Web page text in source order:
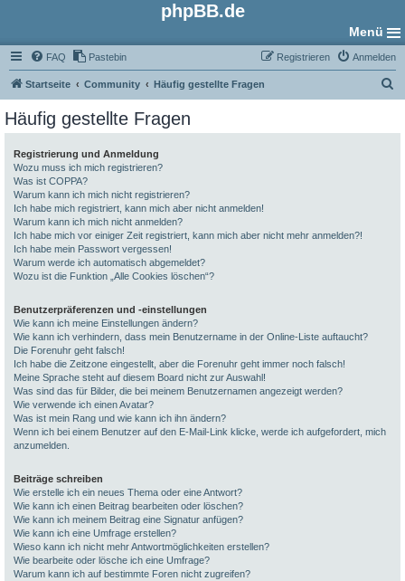
phpBB.de
Menü
FAQ Pastebin Anmelden
Registrieren
Startseite Community Häufig gestellte Fragen
Häufig gestellte Fragen
Registrierung und Anmeldung
Wozu muss ich mich registrieren?
Was ist COPPA?
Warum kann ich mich nicht registrieren?
Ich habe mich registriert, kann mich aber nicht anmelden!
Warum kann ich mich nicht anmelden?
Ich habe mich vor einiger Zeit registriert, kann mich aber nicht mehr anmelden?!
Ich habe mein Passwort vergessen!
Warum werde ich automatisch abgemeldet?
Wozu ist die Funktion „Alle Cookies löschen“?
Benutzerpräferenzen und -einstellungen
Wie kann ich meine Einstellungen ändern?
Wie kann ich verhindern, dass mein Benutzername in der Online-Liste auftaucht?
Die Forenuhr geht falsch!
Ich habe die Zeitzone eingestellt, aber die Forenuhr geht immer noch falsch!
Meine Sprache steht auf diesem Board nicht zur Auswahl!
Was sind das für Bilder, die bei meinem Benutzernamen angezeigt werden?
Wie verwende ich einen Avatar?
Was ist mein Rang und wie kann ich ihn ändern?
Wenn ich bei einem Benutzer auf den E-Mail-Link klicke, werde ich aufgefordert, mich
anzumelden.
Beiträge schreiben
Wie erstelle ich ein neues Thema oder eine Antwort?
Wie kann ich einen Beitrag bearbeiten oder löschen?
Wie kann ich meinem Beitrag eine Signatur anfügen?
Wie kann ich eine Umfrage erstellen?
Wieso kann ich nicht mehr Antwortmöglichkeiten erstellen?
Wie bearbeite oder lösche ich eine Umfrage?
Warum kann ich auf bestimmte Foren nicht zugreifen?